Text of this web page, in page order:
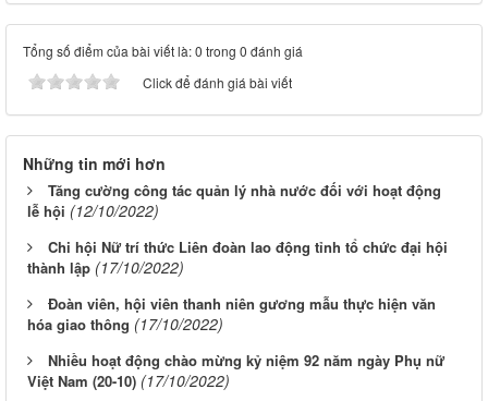
Tổng số điểm của bài viết là: 0 trong 0 đánh giá
Click để đánh giá bài viết
Những tin mới hơn
Tăng cường công tác quản lý nhà nước đối với hoạt động
lễ hội (12/10/2022)
Chi hội Nữ trí thức Liên đoàn lao động tỉnh tổ chức đại hội
thành lập (17/10/2022)
Đoàn viên, hội viên thanh niên gương mẫu thực hiện văn
hóa giao thông (17/10/2022)
Nhiều hoạt động chào mừng kỷ niệm 92 năm ngày Phụ nữ
Việt Nam (20-10) (17/10/2022)